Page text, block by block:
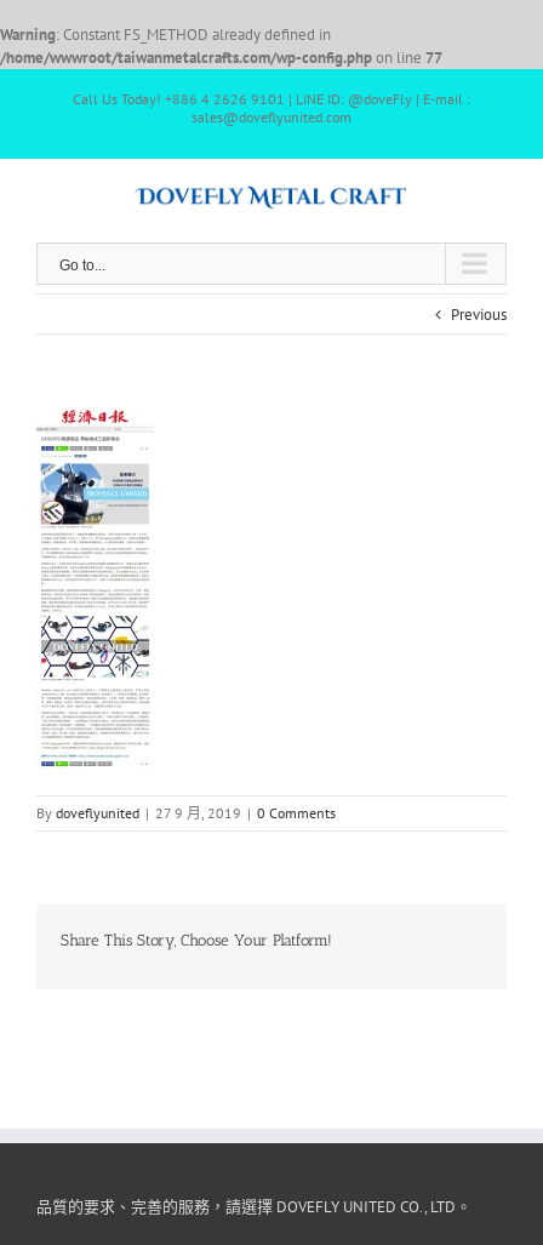
Warning: Constant FS_METHOD already defined in
/home/wwwroot/taiwanmetalcrafts.com/wp-config.phpon line 77
Call Us Today! +886 4 2626 9101 | LINE ID: @doveFly | E-mail :
sales@doveflyunited.com
Go to...
Previous
By doveflyunited | 27 9 月, 2019 | 0 Comments
Share This Story, Choose Your Platform!
品質的要求、完善的服務，請選擇 DOVEFLY UNITED CO., LTD。